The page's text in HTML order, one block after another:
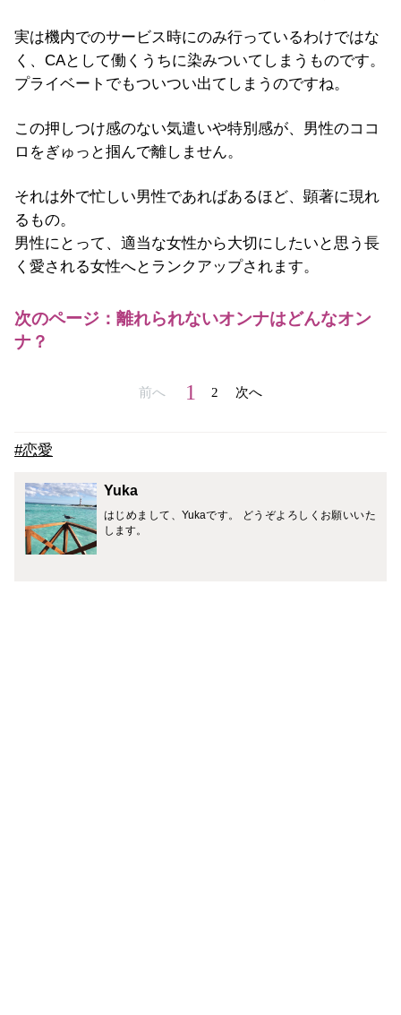
実は機内でのサービス時にのみ行っているわけではな
く、CAとして働くうちに染みついてしまうものです。
プライベートでもついつい出てしまうのですね。
この押しつけ感のない気遣いや特別感が、男性のココ
ロをぎゅっと掴んで離しません。
それは外で忙しい男性であればあるほど、顕著に現れ
るもの。
男性にとって、適当な女性から大切にしたいと思う長
く愛される女性へとランクアップされます。
次のページ：離れられないオンナはどんなオン
ナ？
前へ 1 2 次へ
#恋愛
Yuka
はじめまして、Yukaです。 どうぞよろしくお願いいた
します。